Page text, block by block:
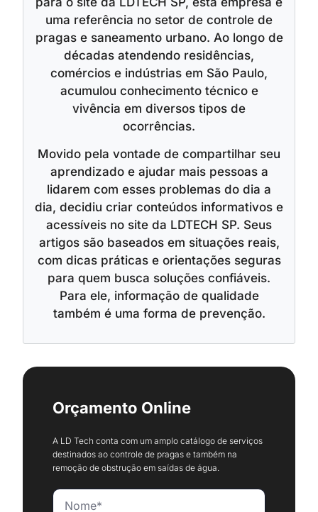
uma referência no setor de controle de
pragas e saneamento urbano. Ao longo de
décadas atendendo residências,
comércios e indústrias em São Paulo,
acumulou conhecimento técnico e
vivência em diversos tipos de
ocorrências.
Movido pela vontade de compartilhar seu
aprendizado e ajudar mais pessoas a
lidarem com esses problemas do dia a
dia, decidiu criar conteúdos informativos e
acessíveis no site da LDTECH SP. Seus
artigos são baseados em situações reais,
com dicas práticas e orientações seguras
para quem busca soluções confiáveis.
Para ele, informação de qualidade
também é uma forma de prevenção.
Orçamento Online
A LD Tech conta com um amplo catálogo de serviços
destinados ao controle de pragas e também na
remoção de obstrução em saídas de água.